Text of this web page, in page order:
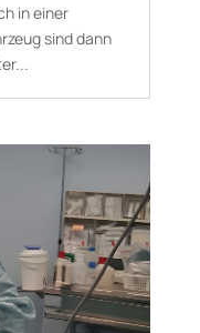
in einer
sind dann